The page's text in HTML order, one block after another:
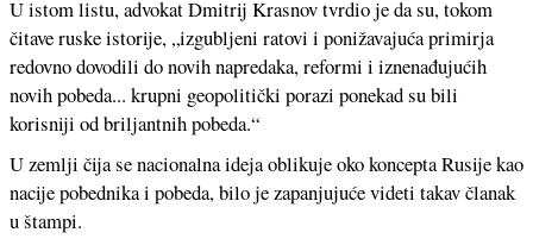
U istom listu, advokat Dmitrij Krasnov tvrdio je da su, tokom
čitave ruske istorije, „izgubljeni ratovi i ponižavajuća primirja
redovno dovodili do novih napredaka, reformi i iznenađujućih
novih pobeda... krupni geopolitički porazi ponekad su bili
korisniji od briljantnih pobeda.“
U zemlji čija se nacionalna ideja oblikuje oko koncepta Rusije kao
nacije pobednika i pobeda, bilo je zapanjujuće videti takav članak
u štampi.